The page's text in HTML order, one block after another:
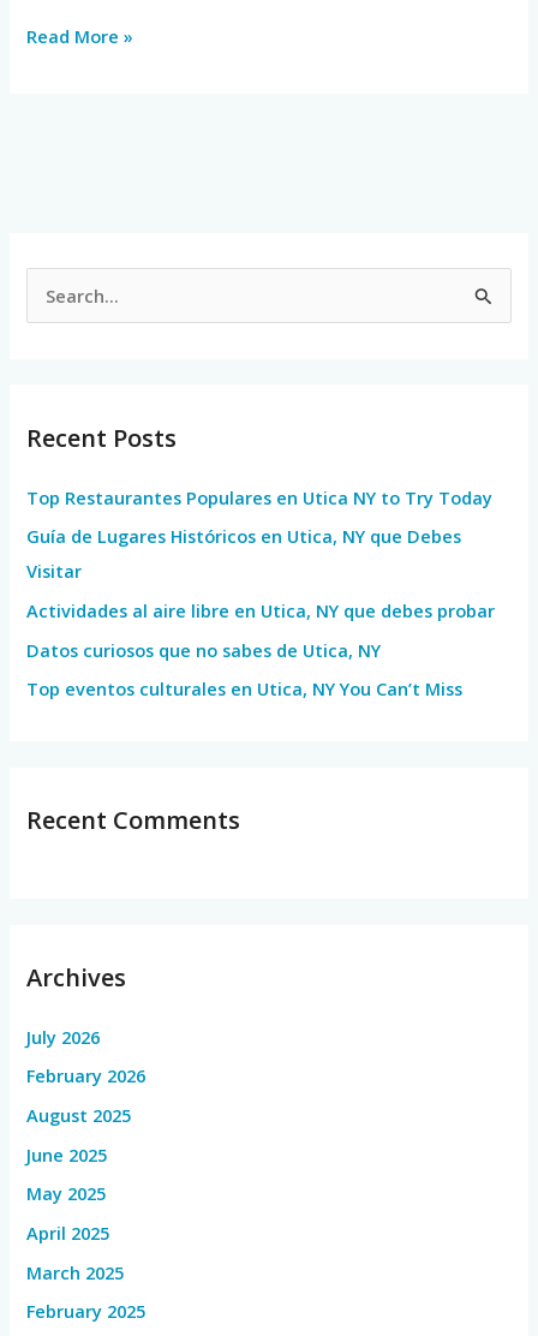
Read More »
c
f
o
r
:
Recent Posts
Top Restaurantes Populares en Utica NY to Try Today
Guía de Lugares Históricos en Utica, NY que Debes
Visitar
Actividades al aire libre en Utica, NY que debes probar
Datos curiosos que no sabes de Utica, NY
Top eventos culturales en Utica, NY You Can’t Miss
Recent Comments
Archives
July 2026
February 2026
August 2025
June 2025
May 2025
April 2025
March 2025
February 2025